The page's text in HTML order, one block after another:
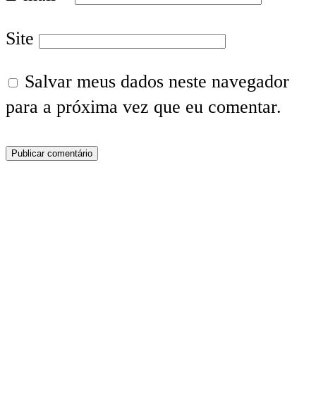
Site
Salvar meus dados neste navegador
para a próxima vez que eu comentar.